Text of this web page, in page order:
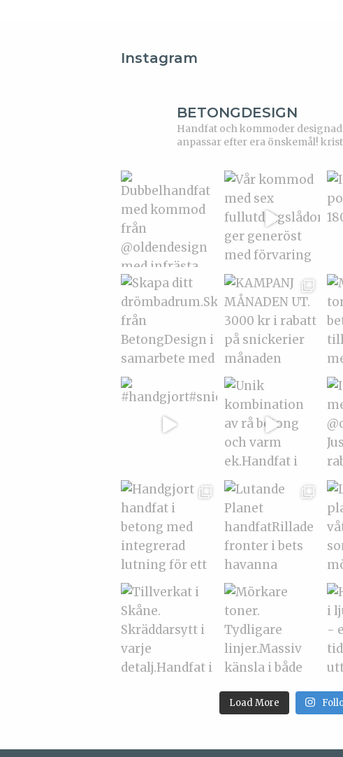
Instagram
BETONGDESIGN
Handfat och kommoder
anpassar efter era önskemål!
Load More